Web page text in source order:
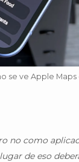
se ve Apple
no como
de eso